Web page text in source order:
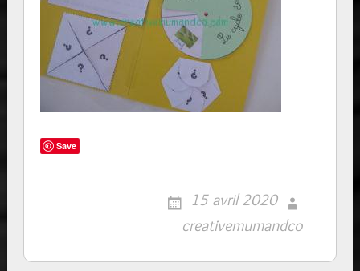
Save
15 avril 2020
creativemumandco